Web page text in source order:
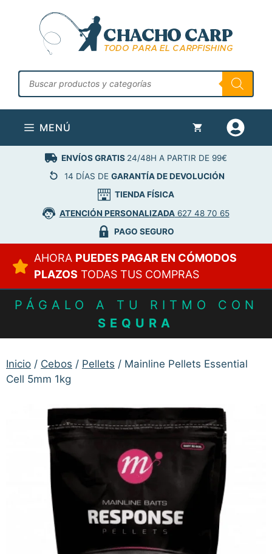
contenido
Búsqueda
de
productos
MENÚ
ENVÍOS GRATIS 24/48H A PARTIR DE 99€
14 DÍAS DE GARANTÍA DE DEVOLUCIÓN
TIENDA FÍSICA
ATENCIÓN PERSONALIZADA627 48 70 65
PAGO SEGURO
AHORA PUEDES PAGAR EN CÓMODOS
PLAZOS TODAS TUS COMPRAS
PÁGALO A TU RITMO CON
SEQURA
Inicio / Cebos / Pellets / Mainline Pellets Essential
Cell 5mm 1kg